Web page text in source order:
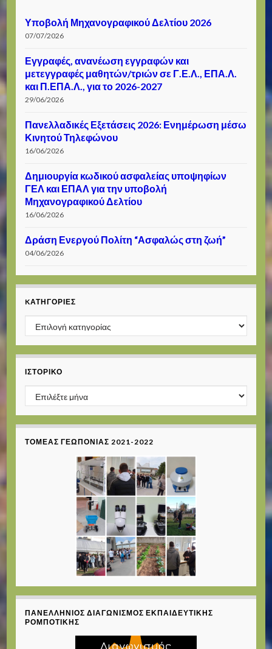
Υποβολή Μηχανογραφικού Δελτίου 2026
07/07/2026
Εγγραφές, ανανέωση εγγραφών και
μετεγγραφές μαθητών/τριών σε Γ.Ε.Λ., ΕΠΑ.Λ.
και Π.ΕΠΑ.Λ., για το 2026-2027
29/06/2026
Πανελλαδικές Εξετάσεις 2026: Ενημέρωση μέσω
Κινητού Τηλεφώνου
16/06/2026
Δημιουργία κωδικού ασφαλείας υποψηφίων
ΓΕΛ και ΕΠΑΛ για την υποβολή
Μηχανογραφικού Δελτίου
16/06/2026
Δράση Ενεργού Πολίτη “Ασφαλώς στη ζωή”
04/06/2026
KΑΤΗΓΟΡΊΕΣ
Kατηγορίες
ΙΣΤΟΡΙΚΌ
Ιστορικό
ΤΟΜΈΑΣ ΓΕΩΠΟΝΊΑΣ 2021-2022
ΠΑΝΕΛΛΉΝΙΟΣ ΔΙΑΓΩΝΙΣΜΌΣ ΕΚΠΑΙΔΕΥΤΙΚΉΣ
ΡΟΜΠΟΤΙΚΉΣ